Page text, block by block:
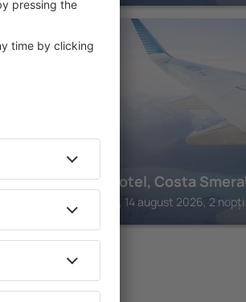
ARZACHENA
Cervo Hotel, Costa
Arzachena, 14 august 2026, 2 nopți